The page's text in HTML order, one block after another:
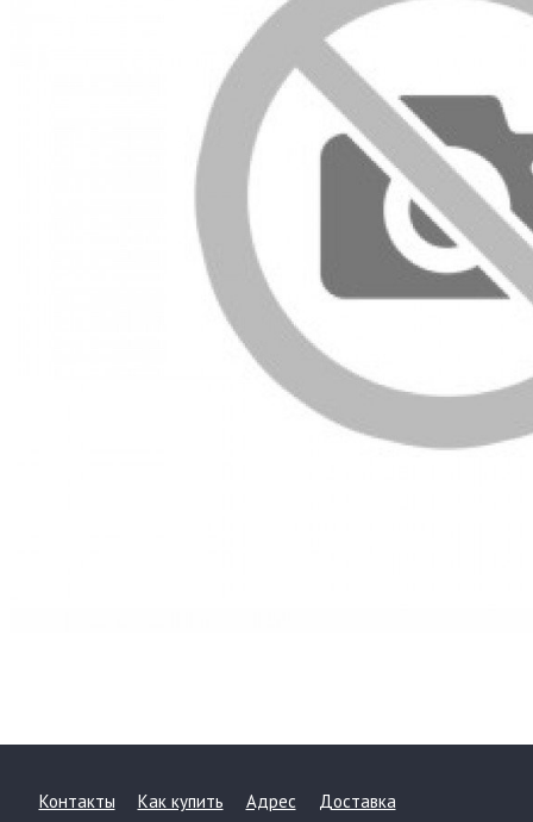
Контакты Как купить Адрес Доставка